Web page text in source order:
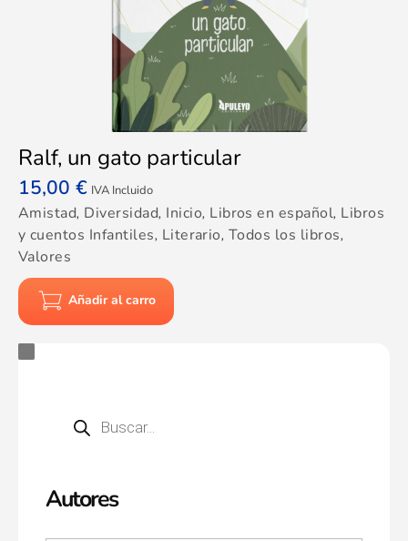
Autores
Ralf, un gato particular
15,00 € IVA Incluido
Amistad, Diversidad, Inicio, Libros en español, Libros
y cuentos Infantiles, Literario, Todos los libros,
Valores
Añadir al carro